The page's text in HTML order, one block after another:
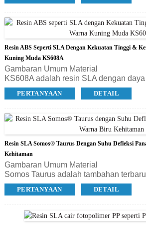
model master sol sepatu, serta cetakan
tetapi juga populer di bidang
patung, animasi, dan film.
Resin ABS Seperti SLA Dengan Kekuatan Tinggi &
Kuning Muda KS608A
Gambaran Umum Material
KS608A adalah resin SLA dengan
komponen yang akurat dan tahan lama,
semua manfaat dan kemudahan yang
terhadap suhu yang lebih tinggi.
muda. Resin ini dapat diaplikasikan
aplikasi, ideal untuk prototipe
komponen produksi volume rendah di
otomotif, arsitektur, dan elektronik
PERTANYAAN DETAIL
Resin SLA Somos® Taurus Dengan Suhu Defleksi
Kehitaman
Gambaran Umum Material
Somos Taurus adalah tambahan
material stereolitografi (SLA) berkinerja
dicetak dengan material ini mudah
material ini meningkatkan jumlah
pengguna komponen. Somos® Taurus
PERTANYAAN DETAIL